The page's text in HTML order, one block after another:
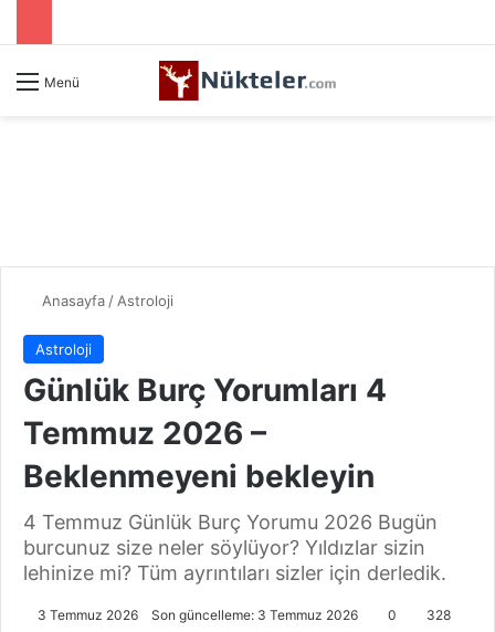
Menü
Anasayfa / Astroloji
Astroloji
Günlük Burç Yorumları 4
Temmuz 2026 –
Beklenmeyeni bekleyin
4 Temmuz Günlük Burç Yorumu 2026 Bugün
burcunuz size neler söylüyor? Yıldızlar sizin
lehinize mi? Tüm ayrıntıları sizler için derledik.
3 Temmuz 2026 Son güncelleme: 3 Temmuz 2026 0 328